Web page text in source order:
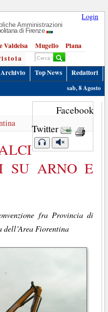
Login
Amministrazioni
di Firenze
Valdelsa Mugello
Piana
Archivio Top News
Redattori
sab, 8 Agosto
Facebook
Twitter
SU ARNO E
fra Provincia di
dell’Area Fiorentina